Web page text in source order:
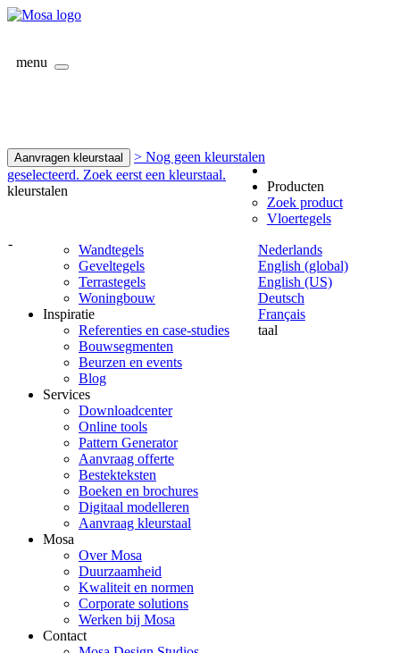
menu
Aanvragen kleurstaal
> Nog geen kleurstalen
geselecteerd. Zoek eerst een kleurstaal.
kleurstalen
-
Nederlands
English (global)
English (US)
Deutsch
Français
taal
Producten
Zoek product
Vloertegels
Wandtegels
Geveltegels
Terrastegels
Woningbouw
Inspiratie
Referenties en case-studies
Bouwsegmenten
Beurzen en events
Blog
Services
Downloadcenter
Online tools
Pattern Generator
Aanvraag offerte
Bestekteksten
Boeken en brochures
Digitaal modelleren
Aanvraag kleurstaal
Mosa
Over Mosa
Duurzaamheid
Kwaliteit en normen
Corporate solutions
Werken bij Mosa
Contact